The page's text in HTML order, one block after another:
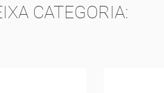
CATEGORIA: